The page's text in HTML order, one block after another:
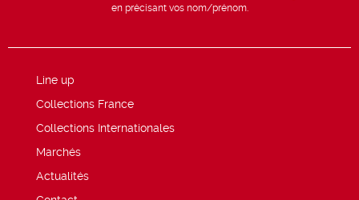
en précisant vos nom/prénom.
Line up
Collections France
Collections Internationales
Marchés
Actualités